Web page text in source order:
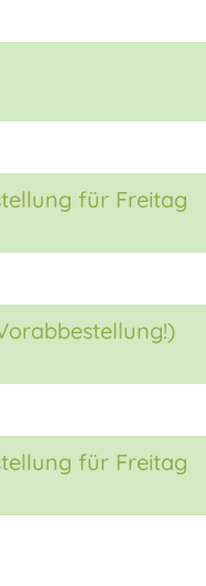
für Freitag
für Freitag